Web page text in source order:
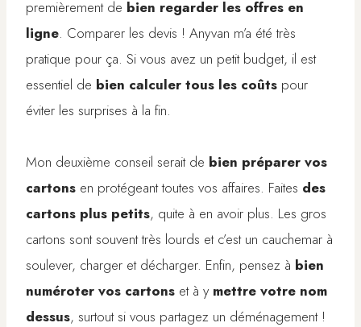
premièrement de bien regarder les offres en
ligne. Comparer les devis ! Anyvan m’a été très
pratique pour ça. Si vous avez un petit budget, il est
essentiel de bien calculer tous les coûts pour
éviter les surprises à la fin.
Mon deuxième conseil serait de bien préparer vos
cartons en protégeant toutes vos affaires. Faites des
cartons plus petits, quite à en avoir plus. Les gros
cartons sont souvent très lourds et c’est un cauchemar à
soulever, charger et décharger. Enfin, pensez à bien
numéroter vos cartons et à y mettre votre nom
dessus, surtout si vous partagez un déménagement !